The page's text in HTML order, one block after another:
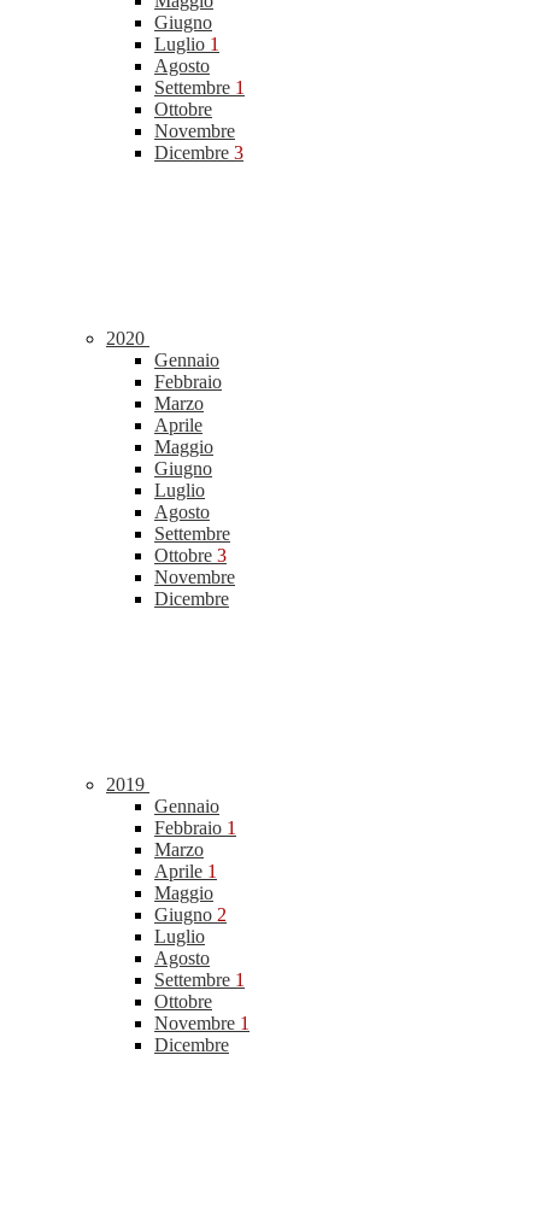
Giugno
Luglio 1
Agosto
Settembre 1
Ottobre
Novembre
Dicembre 3
2020
Gennaio
Febbraio
Marzo
Aprile
Maggio
Giugno
Luglio
Agosto
Settembre
Ottobre 3
Novembre
Dicembre
2019
Gennaio
Febbraio 1
Marzo
Aprile 1
Maggio
Giugno 2
Luglio
Agosto
Settembre 1
Ottobre
Novembre 1
Dicembre